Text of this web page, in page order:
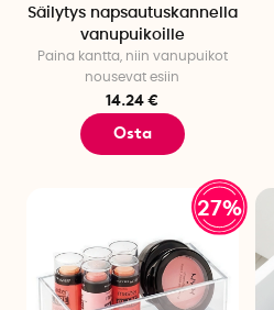
Säilytys napsautuskannella
vanupuikoille
Paina kantta, niin vanupuikot
nousevat esiin
14.24 €
Osta
27%